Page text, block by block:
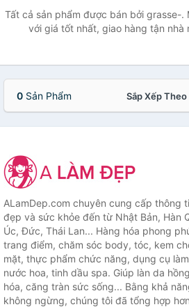
Tất cả sản phẩm được bán bởi grasse-.
với giá tốt nhất, giao hàng tận nhà
0 Sản Phẩm Sắp Xếp Theo
ALamDep.com chuyên cung cấp thông
đẹp và sức khỏe đến từ Nhật Bản, Hàn
Úc, Đức, Thái Lan... Hàng hóa phong
trang điểm, chăm sóc body, tóc, kem
mặt, thực phẩm chức năng, dụng cụ
nước hoa, tinh dầu spa. Giúp làn da
hóa, căng tràn sức sống... Bằng khả
không ngừng, chúng tôi đã tổng hợp